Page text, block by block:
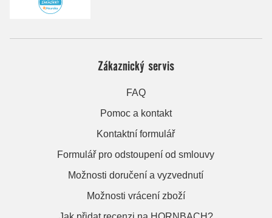
Zákaznický servis
FAQ
Pomoc a kontakt
Kontaktní formulář
Formulář pro odstoupení od smlouvy
Možnosti doručení a vyzvednutí
Možnosti vrácení zboží